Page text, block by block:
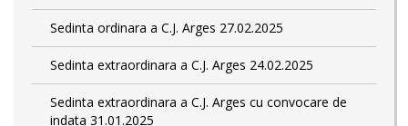
Sedinta ordinara a C.J. Arges 27.02.2025
Sedinta extraordinara a C.J. Arges 24.02.2025
Sedinta extraordinara a C.J. Arges cu convocare de
indata 31.01.2025